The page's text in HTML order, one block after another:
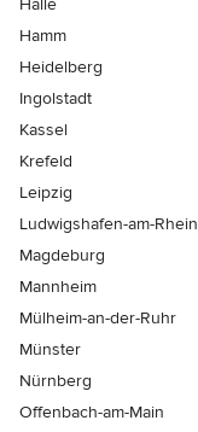
Halle
Hamm
Heidelberg
Ingolstadt
Kassel
Krefeld
Leipzig
Ludwigshafen-am-Rhein
Magdeburg
Mannheim
Mülheim-an-der-Ruhr
Münster
Nürnberg
Offenbach-am-Main